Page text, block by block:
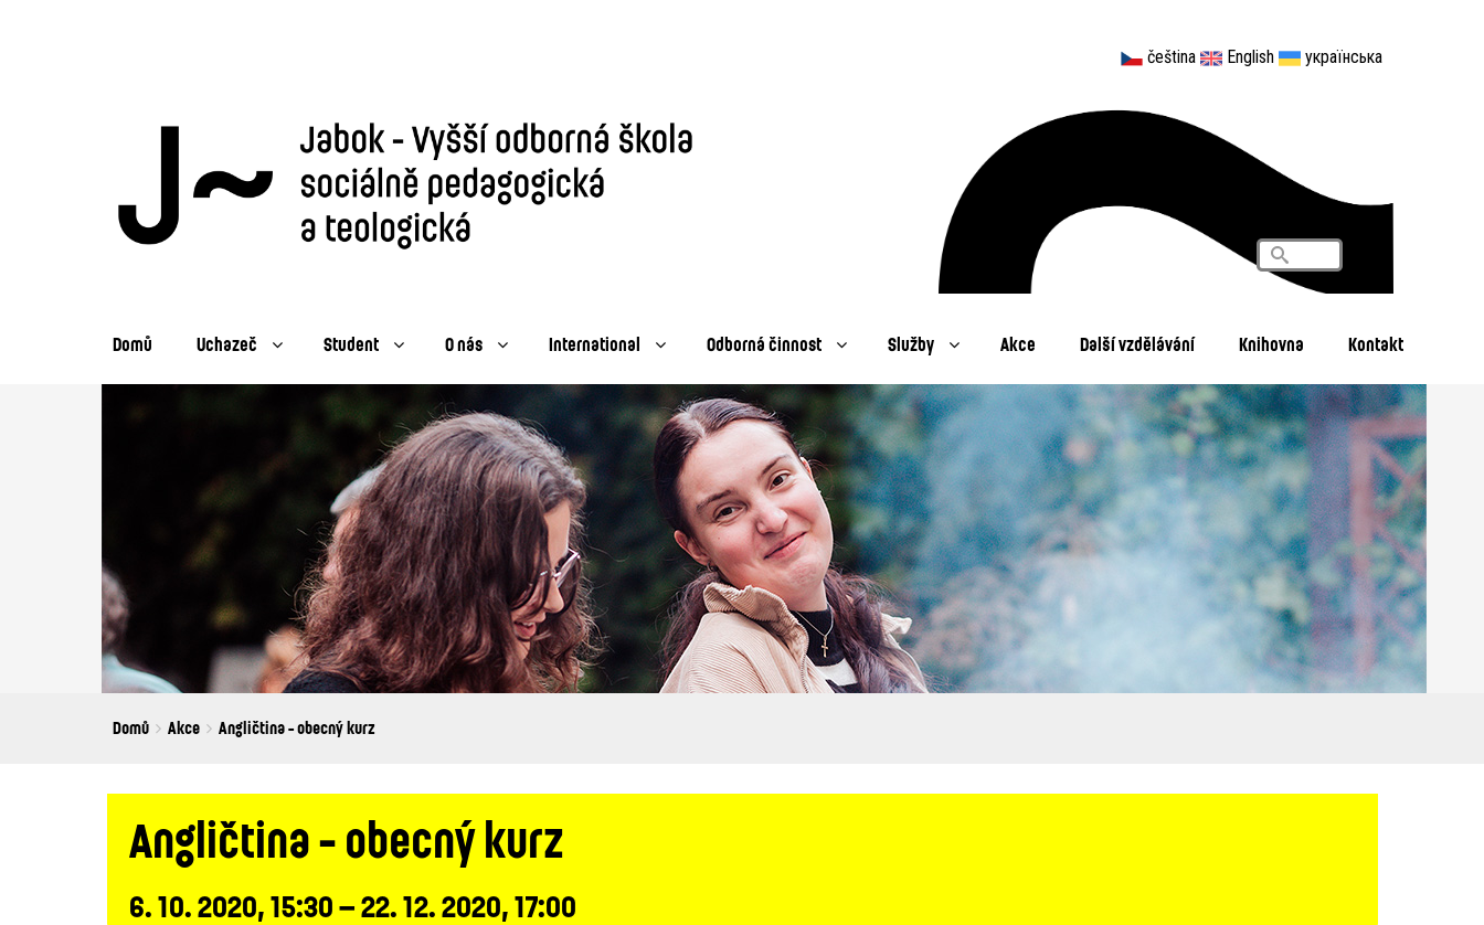
čeština English українська
Vyhledávání
Search
Domů Uchazeč Student O nás International Odborná činnost Služby Akce Další vzdělávání Knihovna Kontakt
Breadcrumbs
You
Domů Akce Angličtina - obecný kurz
Angličtina - obecný kurz
6. 10. 2020, 15:30 – 22. 12. 2020, 17:00